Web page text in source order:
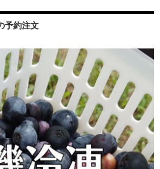
予約注文